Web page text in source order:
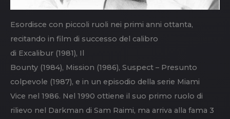
Esordisce con piccoli ruoli nei primi anni ottanta,
recitando in film di successo del calibro
di Excalibur (1981), Il
Bounty (1984), Mission (1986), Suspect – Presunto
colpevole (1987), e in un episodio della serie Miami
Vice nel 1986. Nel 1990 ottiene il suo primo ruolo di
rilievo nel Darkman di Sam Raimi, ma arriva alla fama 3